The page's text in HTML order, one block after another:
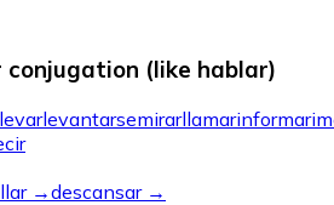
(like hablar)
levantarsemirarllamarinformar
→descansar→